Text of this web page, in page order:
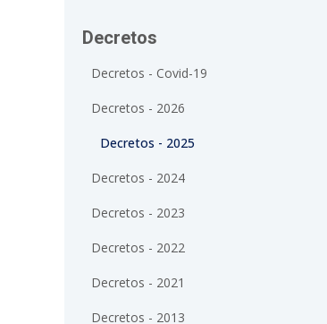
Decretos
Decretos - Covid-19
Decretos - 2026
Decretos - 2025
Decretos - 2024
Decretos - 2023
Decretos - 2022
Decretos - 2021
Decretos - 2013